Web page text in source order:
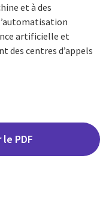
et à des
artificielle et
des centres d’appels
PDF